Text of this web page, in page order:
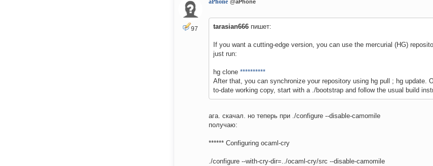
97
aPhone @aPhone
tarasian666 пишет:
If you want a cutting-edge version, you can use the mercurial (HG)
just run:
hg clone **********
After that, you can synchronize your repository using hg pull ; hg update.
to-date working copy, start with a ./bootstrap and follow the usual build
ага. скачал. но теперь при ./configure --disable-camomile
получаю:
****** Configuring ocaml-cry
./configure --with-cry-dir=../ocaml-cry/src --disable-camomile